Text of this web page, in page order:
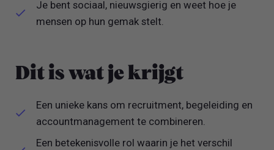
Je bent sociaal, nieuwsgierig en weet hoe je
mensen op hun gemak stelt.
Dit is wat je krijgt
Een unieke kans om recruitment, begeleiding en
accountmanagement te combineren.
Een betekenisvolle rol waarin je het verschil